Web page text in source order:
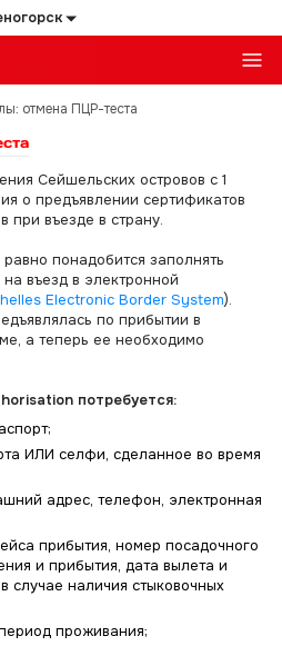
отмена ПЦР-теста
Сейшельских островов с 1
о предъявлении сертификатов
при въезде в страну.
понадобится заполнять
въезд в электронной
Electronic Border System).
по прибытии в
а теперь ее необходимо
потребуется:
ИЛИ селфи, сделанное во время
адрес, телефон, электронная
прибытия, номер посадочного
и прибытия, дата вылета и
случае наличия стыковочных
проживания;